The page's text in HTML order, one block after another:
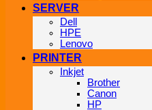
SERVER
Dell
HPE
Lenovo
PRINTER
Inkjet
Brother
Canon
HP